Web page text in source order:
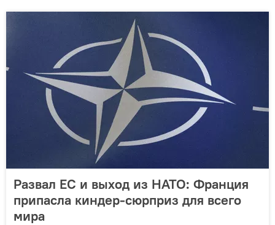
Развал ЕС и выход из НАТО: Франция
припасла киндер-сюрприз для всего
мира